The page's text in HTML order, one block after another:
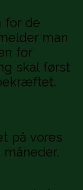
for de
man
for
skal først
på vores